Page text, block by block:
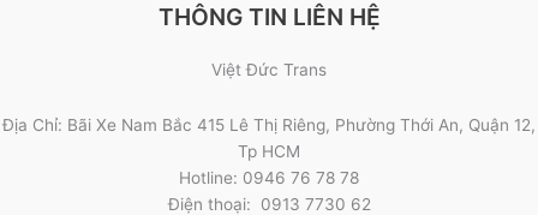
THÔNG TIN LIÊN HỆ
Việt Đức Trans
Địa Chỉ: Bãi Xe Nam Bắc 415 Lê Thị Riêng, Phường Thới An, Quận 12,
Tp HCM
Hotline: 0946 76 78 78
Điện thoại: 0913 7730 62